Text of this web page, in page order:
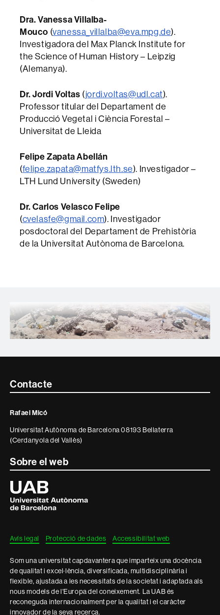
Dra. Vanessa Villalba-
Mouco (vanessa_villalba@eva.mpg.de).
Investigadora del Max Planck Institute for
the Science of Human History – Leipzig
(Alemanya).
Dr. Jordi Voltas (jordi.voltas@udl.cat).
Professor titular del Departament de
Producció Vegetal i Ciència Forestal –
Universitat de Lleida
Felipe Zapata Abellán
(felipe.zapata@matfys.lth.se). Investigador –
LTH Lund University (Sweden)
Dr. Carlos Velasco Felipe
(cvelasfe@gmail.com). Investigador
posdoctoral del Departament de Prehistòria
de la Universitat Autònoma de Barcelona.
Contacte
informació
legal
Contacte
Rafael Micó
Universitat Autònoma de Barcelona 08193 Bellaterra
(Cerdanyola del Vallès)
Sobre el web
Universitat
Autònoma
de
Barcelona
Avís legal Protecció de dades Accessibilitat web
Som una universitat capdavantera que imparteix una docència
de qualitat i excel·lència, diversificada, multidisciplinària i
flexible, ajustada a les necessitats de la societat i adaptada als
nous models de l'Europa del coneixement. La UAB és
reconeguda internacionalment per la qualitat i el caràcter
innovador de la seva recerca.